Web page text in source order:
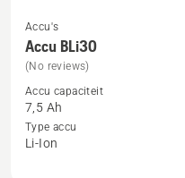
Bekijk
meer
over
Accu
BLi30
Accu's
Accu BLi30
(No reviews)
Accu capaciteit
7,5 Ah
Type accu
Li-Ion